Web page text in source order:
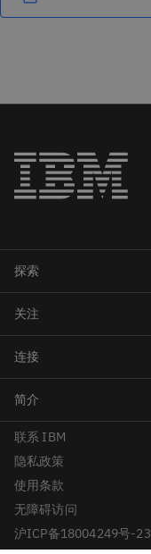
联系 IBM
隐私政策
使用条款
无障碍访问
沪ICP备18004249号-23